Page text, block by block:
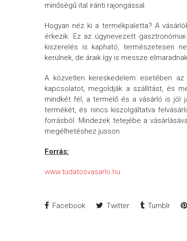
minőségű ital iránti rajongással.
Hogyan néz ki a termékpaletta? A
érkezik. Ez az úgynevezett
kiszerelés is kapható, természetesen
kerülnek, de áraik így is messze
A közvetlen kereskedelem esetében
kapcsolatot, megoldják a szállítást, és
mindkét fél, a termelő és a vásárló is jól
termékét, és nincs kiszolgáltatva
forrásból. Mindezek tetejébe a
megélhetéshez jusson.
Forrás:
www.tudatosvasarlo.hu
Facebook Twitter Tumblr